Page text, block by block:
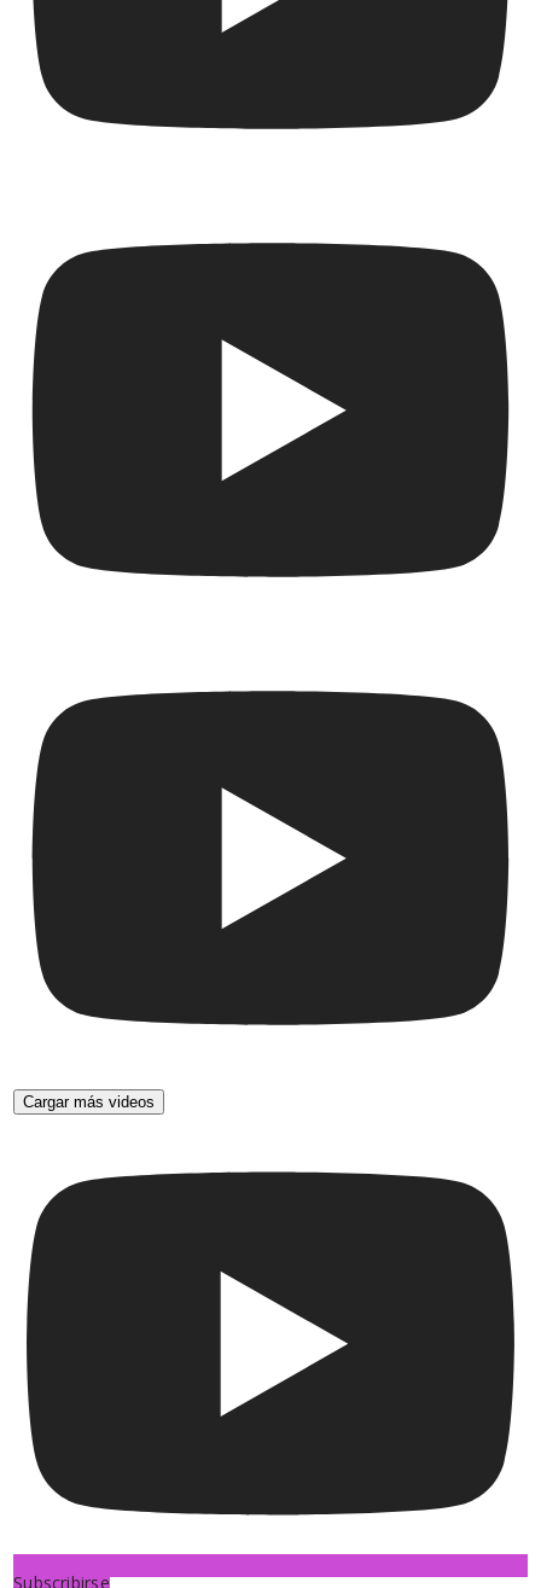
Cargar más videos
Subscribirse